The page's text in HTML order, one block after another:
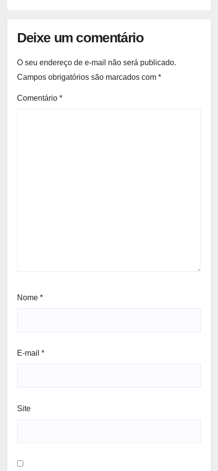
Deixe um comentário
O seu endereço de e-mail não será publicado.
Campos obrigatórios são marcados com *
Comentário *
Nome *
E-mail *
Site